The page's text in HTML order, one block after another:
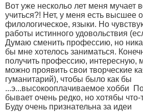
Вот уже нескольо лет меня мучает
учиться?! Нет, у меня есть высшее
филологическое, языки. Но
работы истинного удовольствия
Думаю сменить профессию, но
бы мне хотелось заниматься.
получить профессию, интересную,
можно проявить свои творческие
гуманитарий), чтобы было как бы
...э...высокооплачиваемое хобби
бывает очень редко, но хотябы
Буду очень признательна за идеи